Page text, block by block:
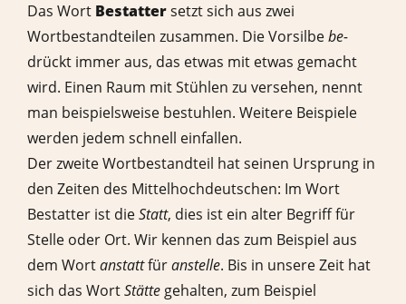
Das Wort Bestattersetzt sich aus zwei
Wortbestandteilen zusammen. Die Vorsilbebe-
drückt immer aus, das etwas mit etwas gemacht
wird. Einen Raum mit Stühlen zu versehen, nennt
man beispielsweise bestuhlen. Weitere Beispiele
werden jedem schnell einfallen.
Der zweite Wortbestandteil hat seinen Ursprung in
den Zeiten des Mittelhochdeutschen: Im Wort
Bestatter ist dieStatt, dies ist ein alter Begriff für
Stelle oder Ort. Wir kennen das zum Beispiel aus
dem Wortanstattfüranstelle. Bis in unsere Zeit hat
sich das WortStätte gehalten, zum Beispiel